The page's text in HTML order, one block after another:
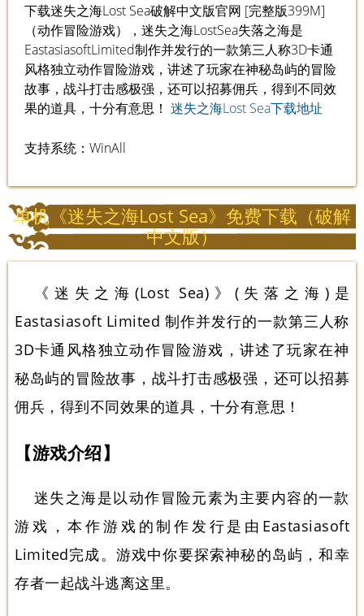
下载迷失之海Lost Sea破解中文版官网 [完整版399M]
（动作冒险游戏），迷失之海LostSea失落之海是
EastasiasoftLimited制作并发行的一款第三人称3D卡通
风格独立动作冒险游戏，讲述了玩家在神秘岛屿的冒险
故事，战斗打击感极强，还可以招募佣兵，得到不同效
果的道具，十分有意思！ 迷失之海Lost Sea下载地址
支持系统：WinAll
单机《迷失之海Lost Sea》免费下载（破解
中文版）
《迷失之海(Lost Sea)》(失落之海)是
Eastasiasoft Limited 制作并发行的一款第三人称
3D卡通风格独立动作冒险游戏，讲述了玩家在神
秘岛屿的冒险故事，战斗打击感极强，还可以招募
佣兵，得到不同效果的道具，十分有意思！
【游戏介绍】
迷失之海是以动作冒险元素为主要内容的一款
游戏，本作游戏的制作发行是由Eastasiasoft
Limited完成。游戏中你要探索神秘的岛屿，和幸
存者一起战斗逃离这里。